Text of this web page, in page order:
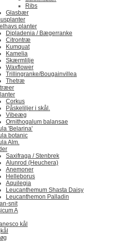
Ribs
Glasbær
planter
Dipladenia / Bægerranke
​Citrontræ
Kumquat
​Kamelia
Skærmlilje
Waxflower
​Trillingranke/Bougainvillea
Thetræ
Corkus
Påskeliljer i skål.
Vibeæg
Ornithogalum balansae
'Belarina'
botanic
Alm.
Saxifraga / Stenbrek
Alunrod (Heuchera)
Anemoner
Helleborus
Aquilegia
Leucanthemum Shasta Daisy
Leucanthemon Palladin
snit
A
kål